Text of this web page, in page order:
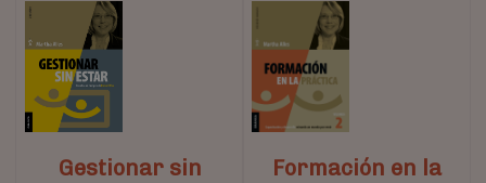
Gestionar sin
Formación en la